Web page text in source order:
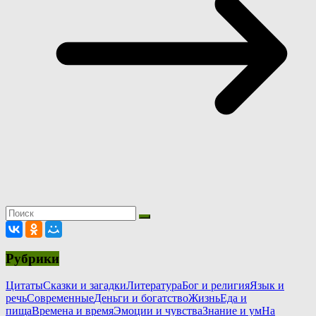
Рубрики
ЦитатыСказки и загадкиЛитератураБог и религияЯзык и
речьСовременныеДеньги и богатствоЖизньЕда и
пищаВремена и времяЭмоции и чувстваЗнание и умНа